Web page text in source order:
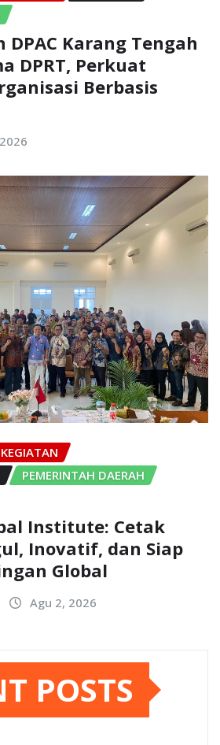
DPAC Karang Tengah
DPRT, Perkuat
Berbasis
KEGIATAN
PEMERINTAH DAERAH
Institute: Cetak
Inovatif, dan Siap
Global
Agu 2, 2026
POSTS